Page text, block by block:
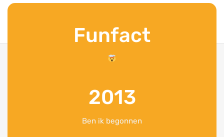
Funfact
2013
Ben ik begonnen